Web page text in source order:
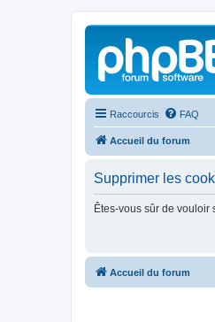
Raccourcis FAQ
Accueil du forum
Supprimer les
Êtes-vous sûr de vouloir
Accueil du forum